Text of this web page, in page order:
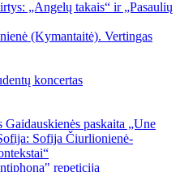
„Angelų takais“ ir „Pasaulių
(Kymantaitė). Vertingas
koncertas
paskaita „Une
Sofija Čiurlionienė-
repeticija